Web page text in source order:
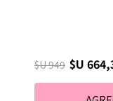
$U 949 $U